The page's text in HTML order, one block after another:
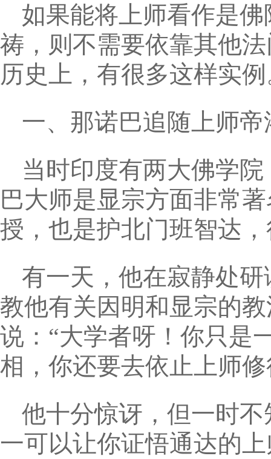
如果能将上师看作是
祷，则不需要依靠其他
历史上，有很多这样实
一、那诺巴追随上师帝
当时印度有两大佛学
巴大师是显宗方面非常
授，也是护北门班智达
有一天，他在寂静处
教他有关因明和显宗的
说：“大学者呀！你只是
相，你还要去依止上师修
他十分惊讶，但一时
一可以让你证悟通达的